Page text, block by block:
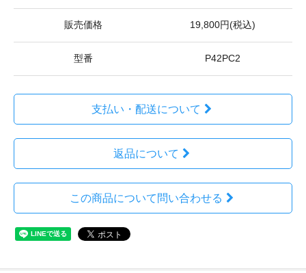
販売価格 19,800円(税込)
型番 P42PC2
支払い・配送について
返品について
この商品について問い合わせる